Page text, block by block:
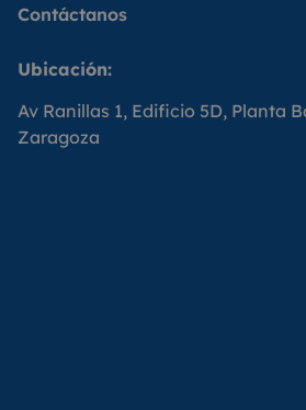
Contáctanos
Ubicación:
Av Ranillas 1, Edificio 5D, Planta
Zaragoza